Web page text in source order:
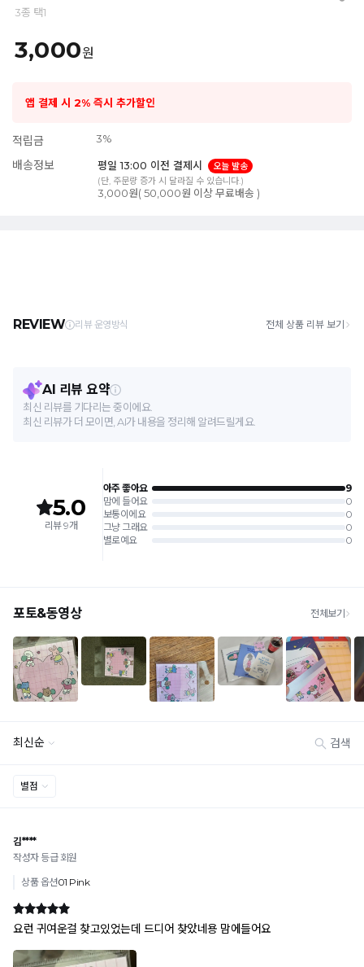
3종 택1
3,000원
앱 결제 시 2% 즉시 추가할인
적립금 3%
배송정보 평일 13:00 이전 결제시
오늘 발송
(단, 주문량 증가 시 달라질 수 있습니다.)
3,000원( 50,000원 이상 무료배송 )